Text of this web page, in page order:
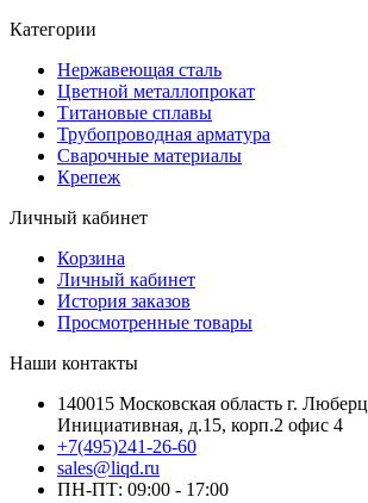
Категории
Нержавеющая сталь
Цветной металлопрокат
Титановые сплавы
Трубопроводная арматура
Сварочные материалы
Крепеж
Личный кабинет
Корзина
Личный кабинет
История заказов
Просмотренные товары
Наши контакты
140015 Московская область г.
Инициативная, д.15, корп.2 офис 4
+7(495)241-26-60
sales@liqd.ru
ПН-ПТ: 09:00 - 17:00